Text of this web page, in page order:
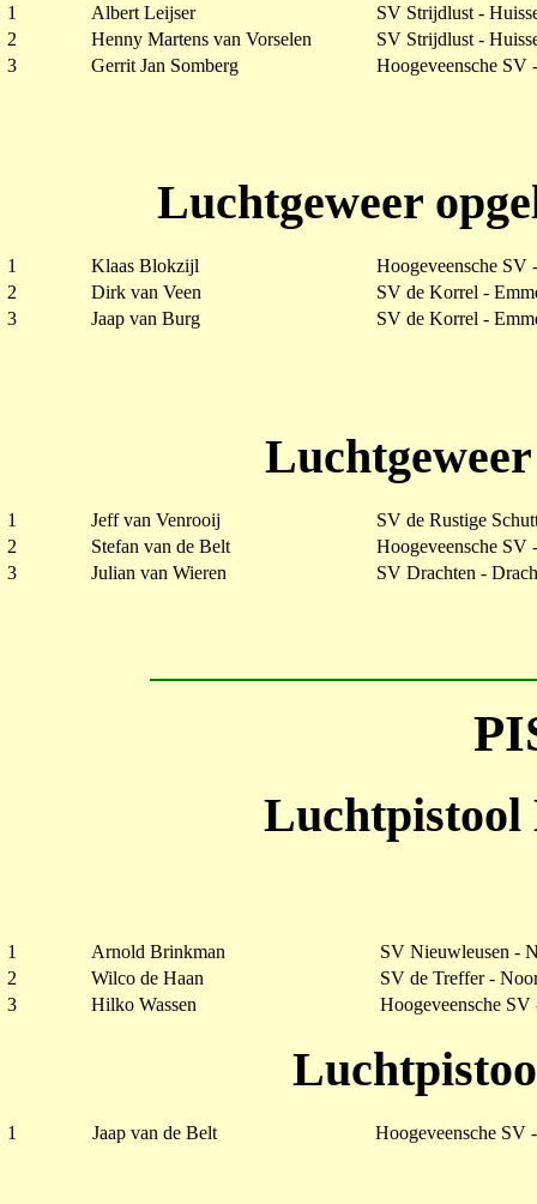
1 Albert Leijser
SV Strijdlust -
2
Henny Martens van Vorselen
SV Strijdlust -
3
Gerrit Jan Somberg Hoogeveensche SV
Luchtgeweer
1 Klaas Blokzijl
Hoogeveensche SV
2
Dirk van Veen
SV de Korrel -
3
Jaap van Burg SV de Korrel -
1 Jeff van Venrooij
SV de Rustige
2
Stefan van de Belt
Hoogeveensche SV
3
Julian van Wieren SV Drachten -
Luchtpistool
1 Arnold Brinkman
SV Nieuwleusen -
2
Wilco de Haan
SV de Treffer -
3
Hilko Wassen Hoogeveensche SV
1 Jaap van de Belt Hoogeveensche SV